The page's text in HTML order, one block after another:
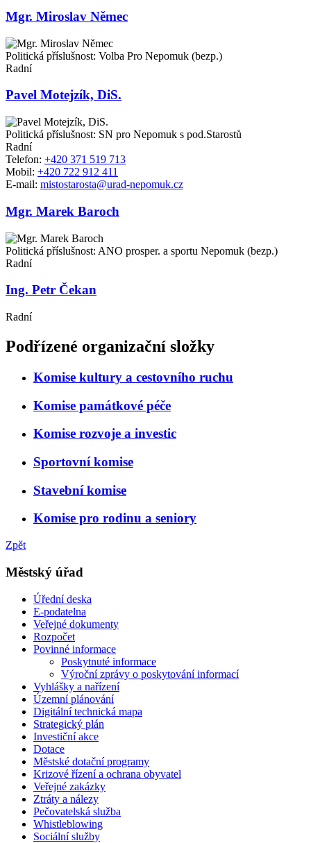
Mgr. Miroslav Němec
Politická příslušnost: Volba Pro Nepomuk (bezp.)
Radní
Pavel Motejzík, DiS.
Politická příslušnost: SN pro Nepomuk s pod.Starostů
Radní
Telefon: +420 371 519 713
Mobil: +420 722 912 411
E-mail: mistostarosta@urad-nepomuk.cz
Mgr. Marek Baroch
Politická příslušnost: ANO prosper. a sportu Nepomuk (bezp.)
Radní
Ing. Petr Čekan
Radní
Podřízené organizační složky
Komise kultury a cestovního ruchu
Komise památkové péče
Komise rozvoje a investic
Sportovní komise
Stavební komise
Komise pro rodinu a seniory
Zpět
Městský úřad
Úřední deska
E-podatelna
Veřejné dokumenty
Rozpočet
Povinné informace
Poskytnuté informace
Výroční zprávy o poskytování informací
Vyhlášky a nařízení
Územní plánování
Digitální technická mapa
Strategický plán
Investiční akce
Dotace
Městské dotační programy
Krizové řízení a ochrana obyvatel
Veřejné zakázky
Ztráty a nálezy
Pečovatelská služba
Whistleblowing
Sociální služby